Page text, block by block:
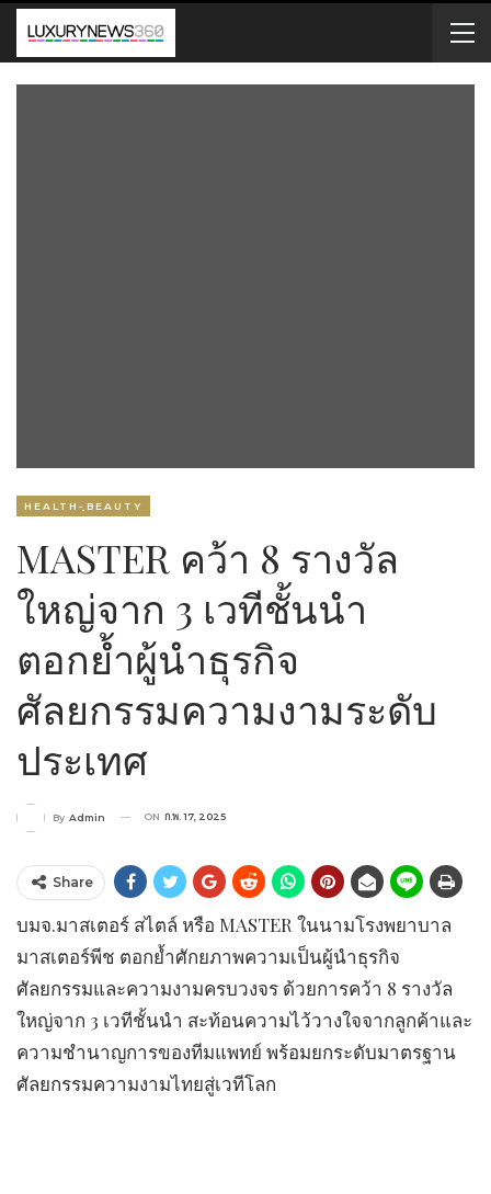
HEALTH-ฺBEAUTY
MASTER คว้า 8 รางวัล
ใหญ่จาก 3 เวทีชั้นนำ
ตอกย้ำผู้นำธุรกิจ
ศัลยกรรมความงามระดับ
ประเทศ
By Admin ON ก.พ. 17, 2025
Share
บมจ.มาสเตอร์ สไตล์ หรือ MASTER ในนามโรงพยาบาล
มาสเตอร์พีช ตอกย้ำศักยภาพความเป็นผู้นำธุรกิจ
ศัลยกรรมและความงามครบวงจร ด้วยการคว้า 8 รางวัล
ใหญ่จาก 3 เวทีชั้นนำ สะท้อนความไว้วางใจจากลูกค้าและ
ความชำนาญการของทีมแพทย์ พร้อมยกระดับมาตรฐาน
ศัลยกรรมความงามไทยสู่เวทีโลก